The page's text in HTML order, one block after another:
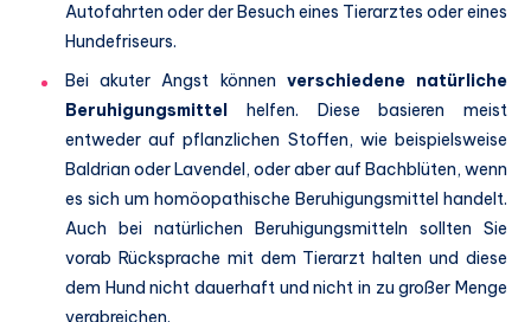
Autofahrten oder der Besuch eines Tierarztes oder eines
Hundefriseurs.
Bei akuter Angst können verschiedene natürliche
Beruhigungsmittel helfen. Diese basieren meist
entweder auf pflanzlichen Stoffen, wie beispielsweise
Baldrian oder Lavendel, oder aber auf Bachblüten, wenn
es sich um homöopathische Beruhigungsmittel handelt.
Auch bei natürlichen Beruhigungsmitteln sollten Sie
vorab Rücksprache mit dem Tierarzt halten und diese
dem Hund nicht dauerhaft und nicht in zu großer Menge
verabreichen.